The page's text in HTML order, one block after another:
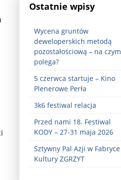
muzyka świata ...
Ostatnie wpisy
Wycena gruntów
deweloperskich metodą
pozostałościową – na czym
polega?
5 czerwca startuje – Kino
Plenerowe Perła
3k6 festiwal relacja
Przed nami 18. Festiwal
KODY – 27-31 maja 2026
Sztywny Pal Azji w Fabryce
Kultury ZGRZYT